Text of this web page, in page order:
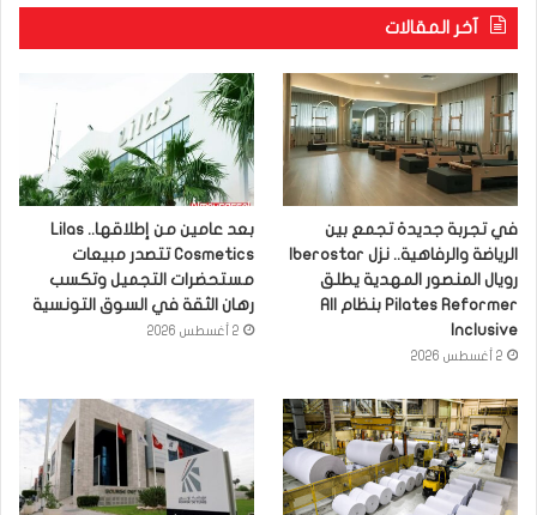
آخر المقالات
في تجربة جديدة تجمع بين
رويال المنصور المهدية يطلق
Pilates Reformer بنظام All
Inclusive
2 أغسطس 2026
بعد عامين من إطلاقها.. Lilas
Cosmetics تتصدر مبيعات
مستحضرات التجميل وتكسب
رهان الثقة في السوق التونسية
2 أغسطس 2026